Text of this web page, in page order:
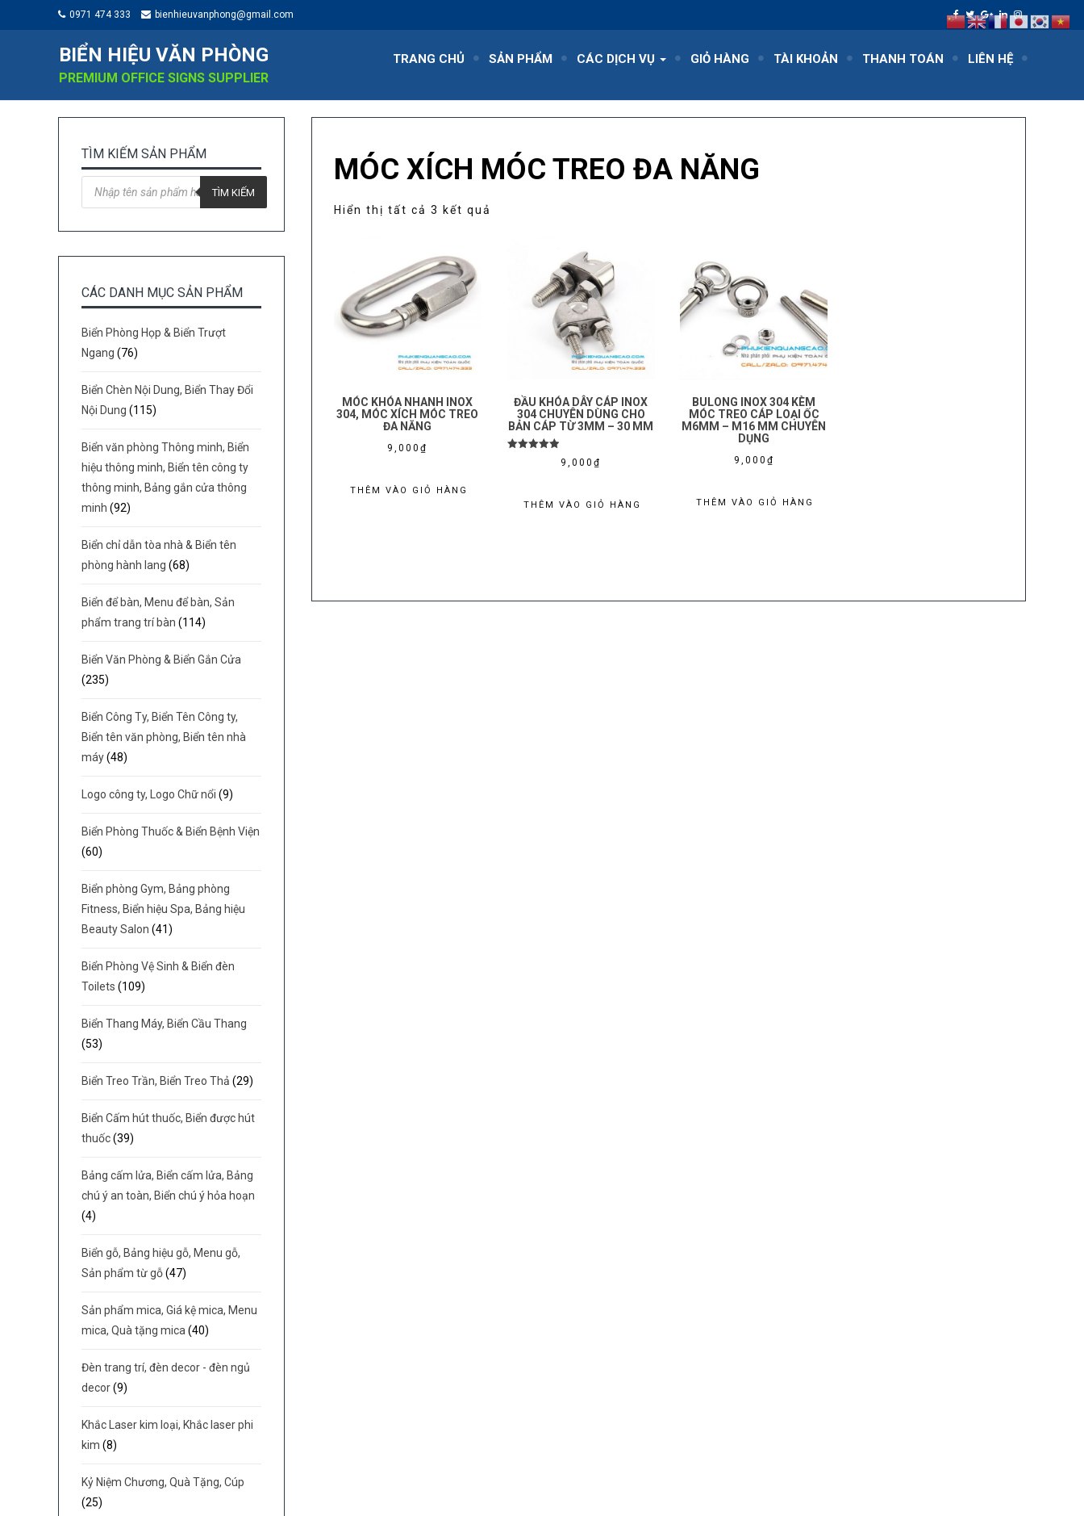
0971 474 333 bienhieuvanphong@gmail.com
BIỂN HIỆU VĂN PHÒNG
PREMIUM OFFICE SIGNS SUPPLIER
TRANG CHỦ SẢN PHẨM CÁC DỊCH VỤ GIỎ HÀNG TÀI KHOẢN THANH TOÁN LIÊN HỆ
MÓC XÍCH MÓC TREO ĐA NĂNG
Hiển thị tất cả 3 kết quả
MÓC KHÓA NHANH INOX
304, MÓC XÍCH MÓC TREO
ĐA NĂNG
9,000₫
THÊM VÀO GIỎ HÀNG
ĐẦU KHÓA DÂY CÁP INOX
304 CHUYÊN DÙNG CHO
BẢN CÁP TỪ 3MM – 30 MM
9,000₫
THÊM VÀO GIỎ HÀNG
BULONG INOX 304 KÈM
MÓC TREO CÁP LOẠI ỐC
M6MM – M16 MM CHUYÊN
DỤNG
9,000 ₫
THÊM VÀO GIỎ HÀNG
TÌM KIẾM SẢN PHẨM
Tìm
kiếm
TÌM KIẾM
CÁC DANH MỤC SẢN PHẨM
Biển Phòng Họp & Biển Trượt
Ngang (76)
Biển Chèn Nội Dung, Biển Thay Đổi
Nội Dung (115)
Biển văn phòng Thông minh, Biển
hiệu thông minh, Biển tên công ty
thông minh, Bảng gắn cửa thông
minh (92)
Biển chỉ dẫn tòa nhà & Biển tên
phòng hành lang (68)
Biển để bàn, Menu để bàn, Sản
phẩm trang trí bàn (114)
Biển Văn Phòng & Biển Gắn Cửa
(235)
Biển Công Ty, Biển Tên Công ty,
Biển tên văn phòng, Biển tên nhà
máy(48)
Logo công ty, Logo Chữ nổi (9)
Biển Phòng Thuốc & Biển Bệnh Viện
(60)
Biển phòng Gym, Bảng phòng
Fitness, Biển hiệu Spa, Bảng hiệu
Beauty Salon (41)
Biển Phòng Vệ Sinh & Biển đèn
Toilets (109)
Biển Thang Máy, Biển Cầu Thang
(53)
Biển Treo Trần, Biển Treo Thả (29)
Biển Cấm hút thuốc, Biển được hút
thuốc(39)
Bảng cấm lửa, Biển cấm lửa, Bảng
chú ý an toàn, Biển chú ý hỏa hoạn
(4)
Biển gỗ, Bảng hiệu gỗ, Menu gỗ,
Sản phẩm từ gỗ(47)
Sản phẩm mica, Giá kệ mica, Menu
mica, Quà tặng mica(40)
Đèn trang trí, đèn decor - đèn ngủ
decor(9)
Khắc Laser kim loại, Khắc laser phi
kim (8)
Kỷ Niệm Chương, Quà Tặng, Cúp
(25)